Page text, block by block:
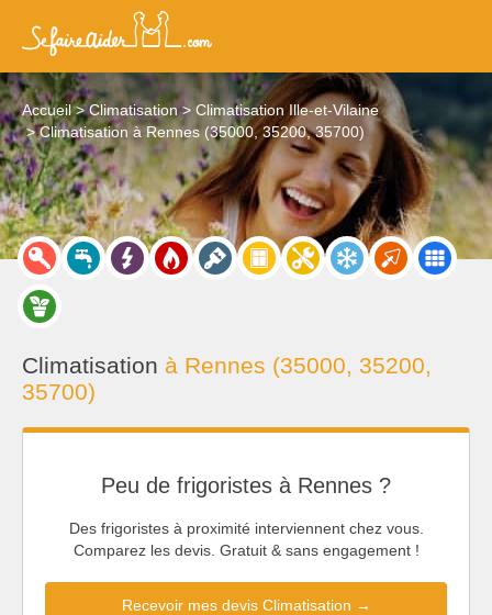
Accueil Climatisation
Climatisation Ille-et-Vilaine
Climatisation à Rennes (35000, 35200, 35700)
Climatisation à Rennes (35000, 35200,
35700)
Peu de frigoristes à Rennes ?
Des frigoristes à proximité interviennent chez vous.
Comparez les devis. Gratuit & sans engagement !
Recevoir mes devis Climatisation →